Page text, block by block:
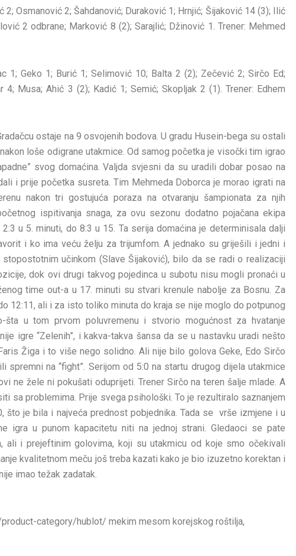
2; Osmanović 2; Šahdanović; Duraković 1; Hrnjić; Šijaković 14 (3); Ilić
2 odbrane; Marković 8 (2); Sarajlić; Džinović 1. Trener: Mehmed
1; Geko 1; Burić 1; Selimović 10; Balta 2 (2); Zečević 2; Sirčo Ed;
4; Musa; Ahić 3 (2); Kadić 1; Semić; Skopljak 2 (1). Trener: Edhem
ostaje na 9 osvojenih bodova. U gradu Husein-bega su ostali
loše odigrane utakmice. Od samog početka je visočki tim igrao
svog domaćina. Valjda svjesni da su uradili dobar posao na
i prije početka susreta. Tim Mehmeda Doborca je morao igrati na
nakon tri gostujuća poraza na otvaranju šampionata za njih
ispitivanja snaga, za ovu sezonu dodatno pojačana ekipa
u 5. minuti, do 8:3 u 15. Ta serija domaćina je determinisala dalji
i ko ima veću želju za trijumfom. A jednako su griješili i jedni i
učinkom (Slave Šijaković), bilo da se radi o realizaciji
dok ovi drugi takvog pojedinca u subotu nisu mogli pronaći u
time out-a u 17. minuti su stvari krenule nabolje za Bosnu. Za
12:11, ali i za isto toliko minuta do kraja se nije moglo do potpunog
šta u tom prvom poluvremenu i stvorio mogućnost za hvatanje
igre “Zelenih”, i kakva-takva šansa da se u nastavku uradi nešto
Žiga i to više nego solidno. Ali nije bilo golova Geke, Edo Sirčo
spremni na “fight”. Serijom od 5:0 na startu drugog dijela utakmice
ne žele ni pokušati oduprijeti. Trener Sirčo na teren šalje mlade. A
sa problemima. Prije svega psihološki. To je rezultiralo saznanjem
što je bila i najveća prednost pobjednika. Tada se vrše izmjene i u
igra u punom kapacitetu niti na jednoj strani. Gledaoci se pate
ali i prejeftinim golovima, koji su utakmicu od koje smo očekivali
kvalitetnom meču još treba kazati kako je bio izuzetno korektan i
imao težak zadatak.
category/hublot/ mekim mesom korejskog roštilja,